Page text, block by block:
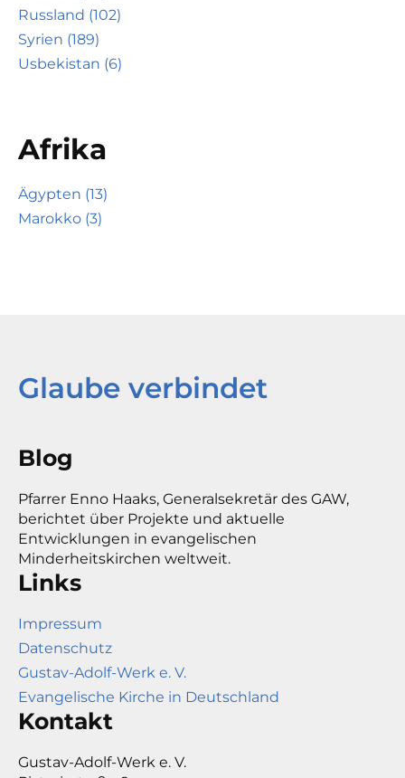
Russland (102)
Syrien (189)
Usbekistan (6)
Afrika
Ägypten (13)
Marokko (3)
Glaube verbindet
Blog
Pfarrer Enno Haaks, Generalsekretär des GAW,
berichtet über Projekte und aktuelle
Entwicklungen in evangelischen
Minderheitskirchen weltweit.
Links
Impressum
Datenschutz
Gustav-Adolf-Werk e. V.
Evangelische Kirche in Deutschland
Kontakt
Gustav-Adolf-Werk e. V.